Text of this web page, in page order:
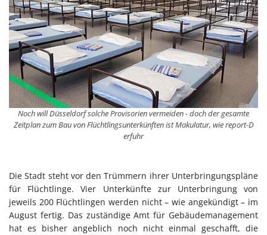
Noch will Düsseldorf solche Provisorien vermeiden - doch der gesamte
Zeitplan zum Bau von Flüchtlingsunterkünften ist Makulatur, wie report-D
erfuhr
Die Stadt steht vor den Trümmern ihrer Unterbringungspläne
für Flüchtlinge. Vier Unterkünfte zur Unterbringung von
jeweils 200 Flüchtlingen werden nicht – wie angekündigt – im
August fertig. Das zuständige Amt für Gebäudemanagement
hat es bisher angeblich noch nicht einmal geschafft, die